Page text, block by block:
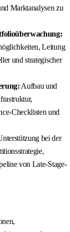
Marktanalysen zu
Leitung
und strategischer
Aufbau und
Checklisten und
bei der
von Late-Stage-